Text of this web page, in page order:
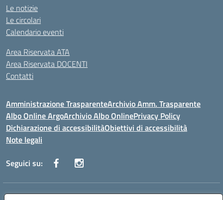
Le notizie
Le circolari
Calendario eventi
Area Riservata ATA
Area Riservata DOCENTI
Contatti
Amministrazione TrasparenteArchivio Amm. Trasparente
Albo Online ArgoArchivio Albo OnlinePrivacy Policy
Dichiarazione di accessibilitàObiettivi di accessibilità
Note legali
Seguici su:
Indirizzo: